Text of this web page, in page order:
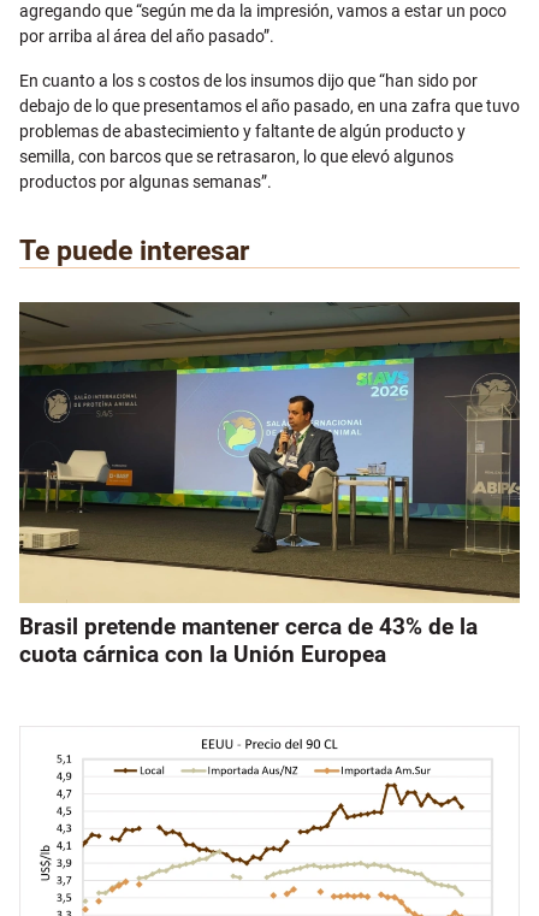
agregando que “según me da la impresión, vamos a estar un poco
por arriba al área del año pasado”.
En cuanto a los s costos de los insumos dijo que “han sido por
debajo de lo que presentamos el año pasado, en una zafra que tuvo
problemas de abastecimiento y faltante de algún producto y
semilla, con barcos que se retrasaron, lo que elevó algunos
productos por algunas semanas”.
Te puede interesar
Brasil pretende mantener cerca de 43% de la
cuota cárnica con la Unión Europea